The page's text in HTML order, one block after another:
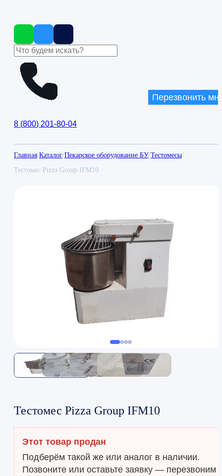
8 (800) 201-80-04
Перезвонить
Главная/Каталог/Пекарское оборудование БУ/Тестомесы/
Тестомес Pizza Group IFM10
Тестомес Pizza Group IFM10
Этот товар продан
Подберём такой же или аналог в наличии.
Позвоните или оставьте заявку — перезвоним